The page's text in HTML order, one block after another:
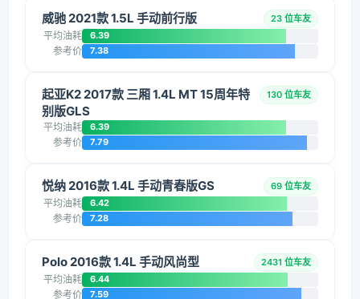
威驰 2021款 1.5L 手动前行版 23 位车友
平均油耗 6.39
参考价 7.38
起亚K2 2017款 三厢 1.4L MT 15周年特
别版GLS
130 位车友
平均油耗 6.39
参考价 7.79
悦纳 2016款 1.4L 手动青春版GS 69 位车友
平均油耗 6.42
参考价 7.28
Polo 2016款 1.4L 手动风尚型 2431 位车友
平均油耗 6.44
参考价 7.59